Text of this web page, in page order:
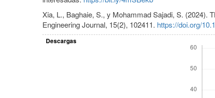
Xia, L., Baghaie, S., y Mohammad Sajadi, S. (2024).
Engineering Journal, 15(2), 102411. https://doi.org/
Descargas